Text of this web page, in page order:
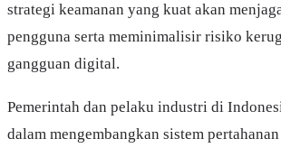
strategi keamanan yang kuat akan
pengguna serta meminimalisir risiko
gangguan digital.
Pemerintah dan pelaku industri di
dalam mengembangkan sistem